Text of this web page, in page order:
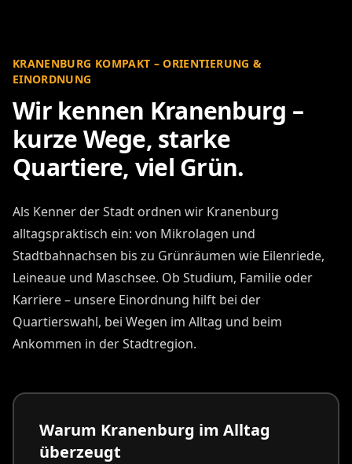
KRANENBURG KOMPAKT – ORIENTIERUNG &
EINORDNUNG
Wir kennen Kranenburg –
kurze Wege, starke
Quartiere, viel Grün.
Als Kenner der Stadt ordnen wir Kranenburg
alltagspraktisch ein: von Mikrolagen und
Stadtbahnachsen bis zu Grünräumen wie Eilenriede,
Leineaue und Maschsee. Ob Studium, Familie oder
Karriere – unsere Einordnung hilft bei der
Quartierswahl, bei Wegen im Alltag und beim
Ankommen in der Stadtregion.
Warum Kranenburg im Alltag
überzeugt